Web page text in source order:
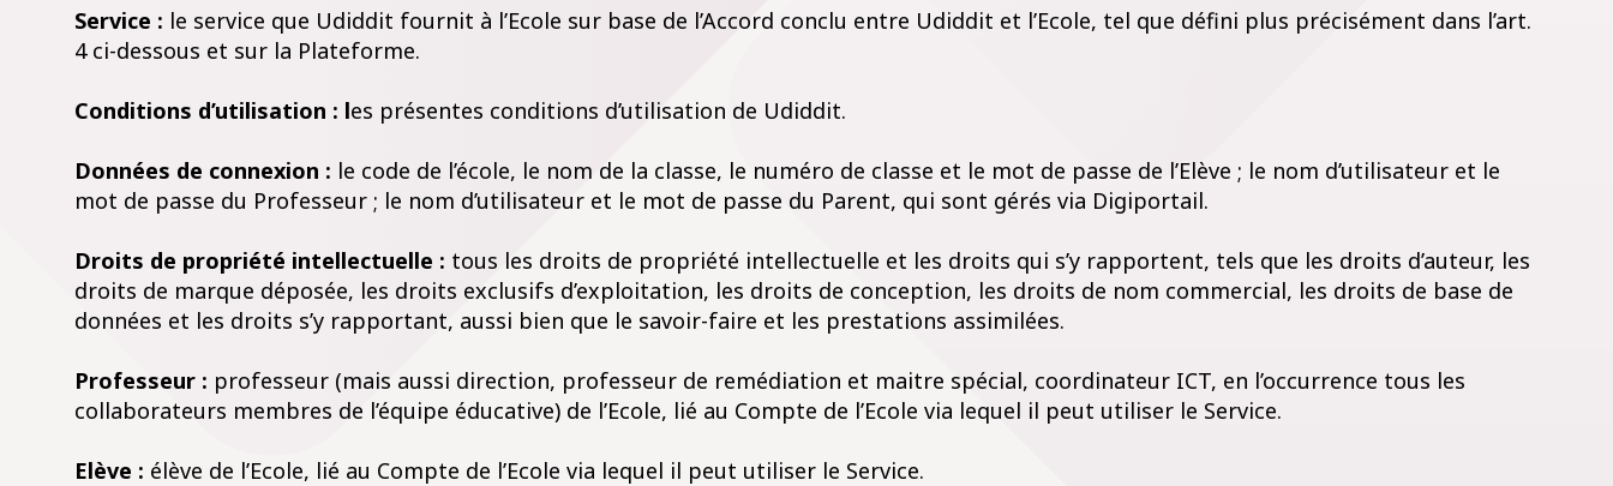
Service : le service que Udiddit fournit à l’Ecole sur base de l’Accord conclu entre Udiddit et l’Ecole, tel que défini plus précisément dans l’art.
4 ci-dessous et sur la Plateforme.
Conditions d’utilisation : les présentes conditions d’utilisation de Udiddit.
Données de connexion : le code de l’école, le nom de la classe, le numéro de classe et le mot de passe de l’Elève ; le nom d’utilisateur et le
mot de passe du Professeur ; le nom d’utilisateur et le mot de passe du Parent, qui sont gérés via Digiportail.
Droits de propriété intellectuelle : tous les droits de propriété intellectuelle et les droits qui s’y rapportent, tels que les droits d’auteur, les
droits de marque déposée, les droits exclusifs d’exploitation, les droits de conception, les droits de nom commercial, les droits de base de
données et les droits s’y rapportant, aussi bien que le savoir-faire et les prestations assimilées.
Professeur : professeur (mais aussi direction, professeur de remédiation et maitre spécial, coordinateur ICT, en l’occurrence tous les
collaborateurs membres de l’équipe éducative) de l’Ecole, lié au Compte de l’Ecole via lequel il peut utiliser le Service.
Elève : élève de l’Ecole, lié au Compte de l’Ecole via lequel il peut utiliser le Service.